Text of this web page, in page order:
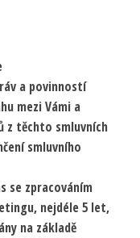
a povinností
mezi Vámi a
z těchto smluvních
smluvního
se zpracováním
nejdéle 5 let,
na základě